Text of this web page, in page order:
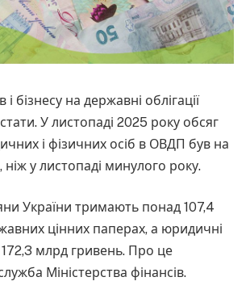
і бізнесу на державні облігації
У листопаді 2025 року обсяг
і фізичних осіб в ОВДП був на
у листопаді минулого року.
України тримають понад 107,4
цінних паперах, а юридичні
млрд гривень. Про це
Міністерства фінансів.